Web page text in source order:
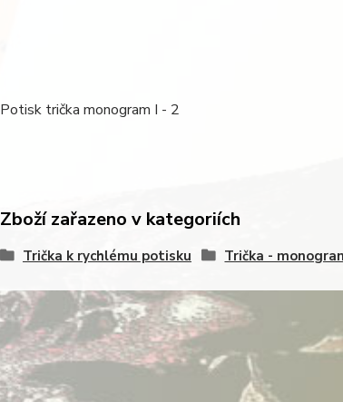
Potisk trička monogram I - 2
Zboží zařazeno v kategoriích
Trička k rychlému potisku Trička -